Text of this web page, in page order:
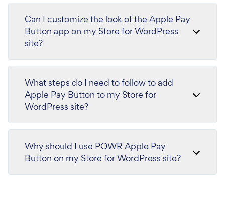
Can I customize the look of the Apple Pay
Button app on my Store for WordPress
site?
What steps do I need to follow to add
Apple Pay Button to my Store for
WordPress site?
Why should I use POWR Apple Pay
Button on my Store for WordPress site?